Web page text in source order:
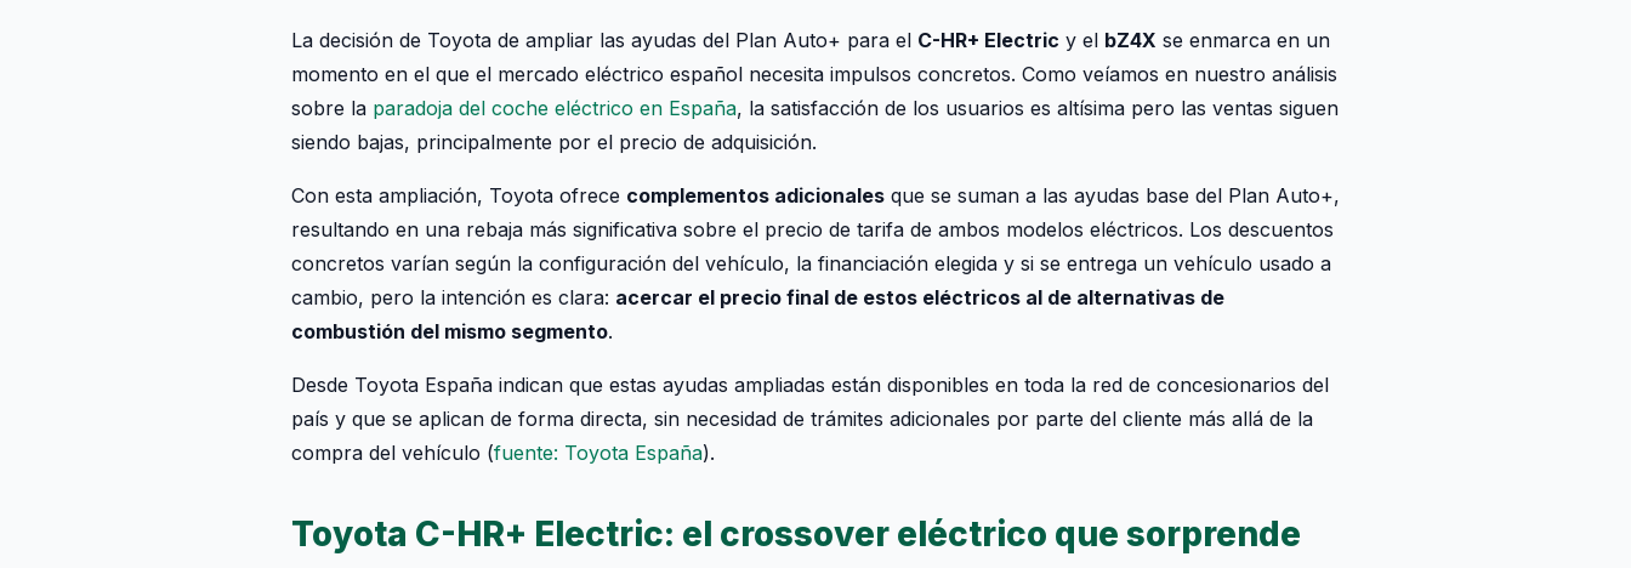
La decisión de Toyota de ampliar las ayudas del Plan Auto+ para el C-HR+ Electric y el bZ4X se enmarca en un
momento en el que el mercado eléctrico español necesita impulsos concretos. Como veíamos en nuestro análisis
sobre la paradoja del coche eléctrico en España, la satisfacción de los usuarios es altísima pero las ventas siguen
siendo bajas, principalmente por el precio de adquisición.
Con esta ampliación, Toyota ofrece complementos adicionales que se suman a las ayudas base del Plan Auto+,
resultando en una rebaja más significativa sobre el precio de tarifa de ambos modelos eléctricos. Los descuentos
concretos varían según la configuración del vehículo, la financiación elegida y si se entrega un vehículo usado a
cambio, pero la intención es clara: acercar el precio final de estos eléctricos al de alternativas de
combustión del mismo segmento.
Desde Toyota España indican que estas ayudas ampliadas están disponibles en toda la red de concesionarios del
país y que se aplican de forma directa, sin necesidad de trámites adicionales por parte del cliente más allá de la
compra del vehículo (fuente: Toyota España).
Toyota C-HR+ Electric: el crossover eléctrico que sorprende